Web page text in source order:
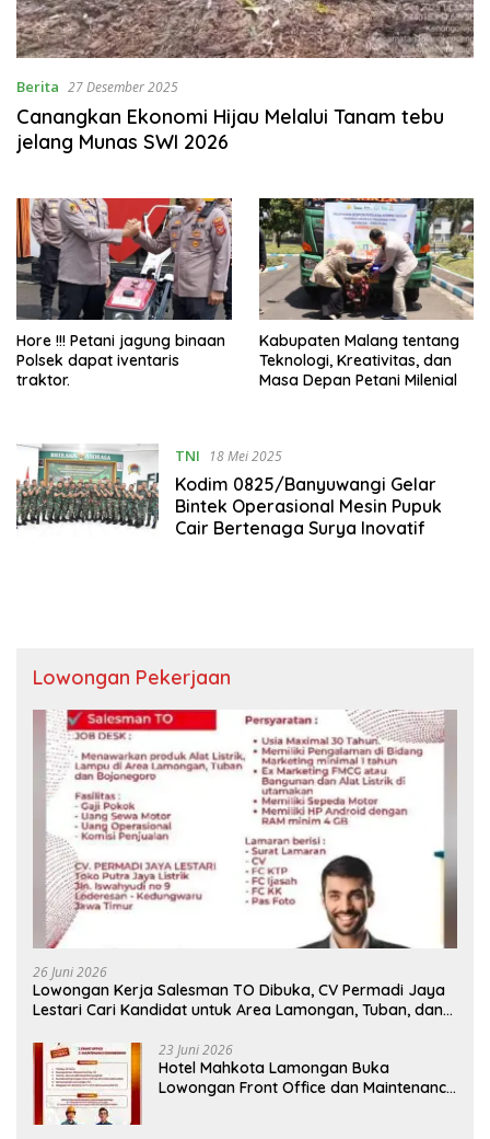
Berita 27 Desember 2025
Canangkan Ekonomi Hijau Melalui Tanam tebu
jelang Munas SWI 2026
‎Hore !!! Petani jagung binaan
Polsek dapat iventaris
traktor.
Kabupaten Malang tentang
Teknologi, Kreativitas, dan
Masa Depan Petani Milenial
TNI 18 Mei 2025
Kodim 0825/Banyuwangi Gelar
Bintek Operasional Mesin Pupuk
Cair Bertenaga Surya Inovatif
Lowongan Pekerjaan
26 Juni 2026
Lowongan Kerja Salesman TO Dibuka, CV Permadi Jaya
Lestari Cari Kandidat untuk Area Lamongan, Tuban, dan
23 Juni 2026
Hotel Mahkota Lamongan Buka
Lowongan Front Office dan Maintenance